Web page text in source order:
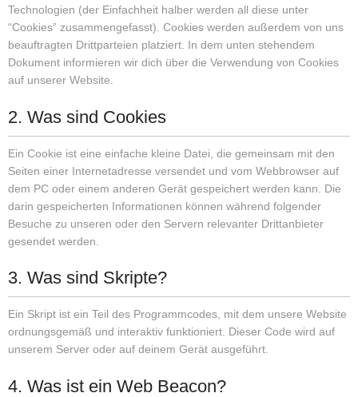
Technologien (der Einfachheit halber werden all diese unter
“Cookies” zusammengefasst). Cookies werden außerdem von uns
beauftragten Drittparteien platziert. In dem unten stehendem
Dokument informieren wir dich über die Verwendung von Cookies
auf unserer Website.
2. Was sind Cookies
Ein Cookie ist eine einfache kleine Datei, die gemeinsam mit den
Seiten einer Internetadresse versendet und vom Webbrowser auf
dem PC oder einem anderen Gerät gespeichert werden kann. Die
darin gespeicherten Informationen können während folgender
Besuche zu unseren oder den Servern relevanter Drittanbieter
gesendet werden.
3. Was sind Skripte?
Ein Skript ist ein Teil des Programmcodes, mit dem unsere Website
ordnungsgemäß und interaktiv funktioniert. Dieser Code wird auf
unserem Server oder auf deinem Gerät ausgeführt.
4. Was ist ein Web Beacon?